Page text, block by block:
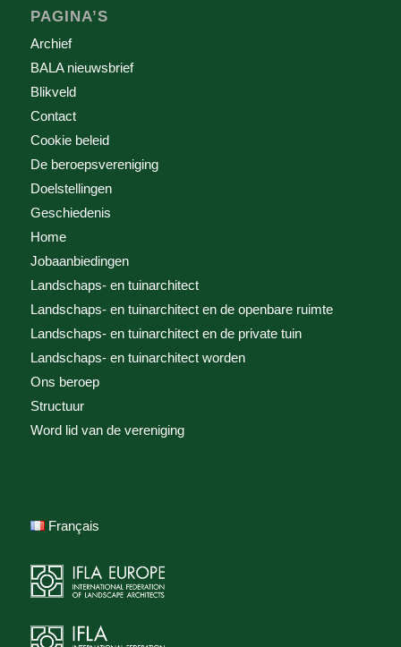
PAGINA’S
Archief
BALA nieuwsbrief
Blikveld
Contact
Cookie beleid
De beroepsvereniging
Doelstellingen
Geschiedenis
Home
Jobaanbiedingen
Landschaps- en tuinarchitect
Landschaps- en tuinarchitect en de openbare ruimte
Landschaps- en tuinarchitect en de private tuin
Landschaps- en tuinarchitect worden
Ons beroep
Structuur
Word lid van de vereniging
Français